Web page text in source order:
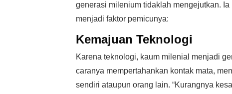
generasi milenium tidaklah mengejutkan.
menjadi faktor pemicunya:
Kemajuan Teknologi
Karena teknologi, kaum milenial menjadi
caranya mempertahankan kontak mata,
sendiri ataupun orang lain. “Kurangnya